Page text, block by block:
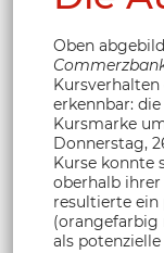
Oben
erkennbar:
Kursmarke
Donnerstag,
Kurse konnte
oberhalb ihrer
resultierte ein
(orangefarbig
als